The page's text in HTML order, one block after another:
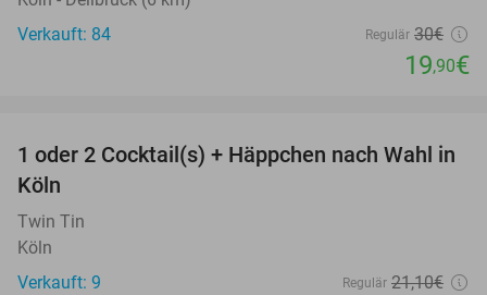
Verkauft: 84
Regulär 30€
19,90€
44%
1 oder 2 Cocktail(s) + Häppchen nach Wahl in
Köln
Twin Tin
Köln
Verkauft: 9
Regulär 21,10€